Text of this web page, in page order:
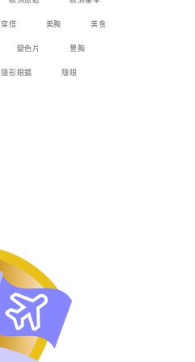
穿搭 美胸 美食
變色片 豐胸
隱形眼鏡 隱眼